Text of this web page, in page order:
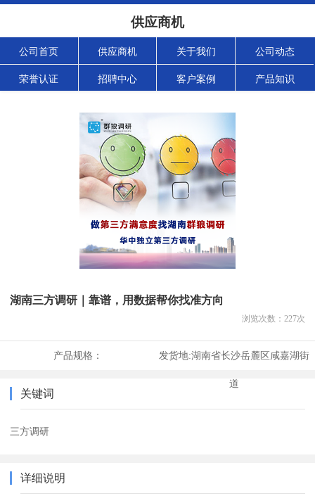
供应商机
公司首页 供应商机 关于我们 公司动态
荣誉认证 招聘中心 客户案例 产品知识
湖南三方调研｜靠谱，用数据帮你找准方向
浏览次数： 227次
产品规格： 发货地:湖南省长沙岳麓区咸嘉湖街
道
关键词
三方调研
详细说明